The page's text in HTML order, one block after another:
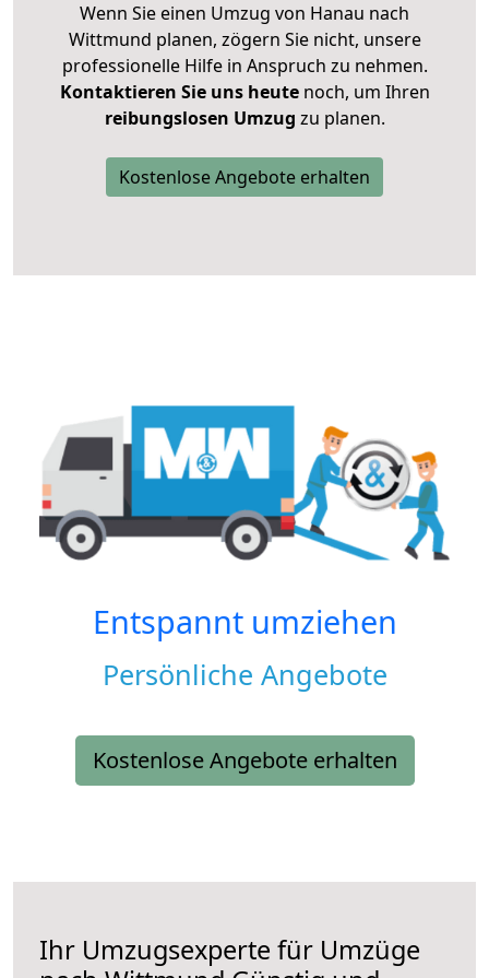
Wenn Sie einen Umzug von Hanau nach
Wittmund planen, zögern Sie nicht, unsere
professionelle Hilfe in Anspruch zu nehmen.
Kontaktieren Sie uns heutenoch, um Ihren
reibungslosen Umzug zu planen.
Kostenlose Angebote erhalten
Entspannt umziehen
Persönliche Angebote
Kostenlose Angebote erhalten
Ihr Umzugsexperte für Umzüge